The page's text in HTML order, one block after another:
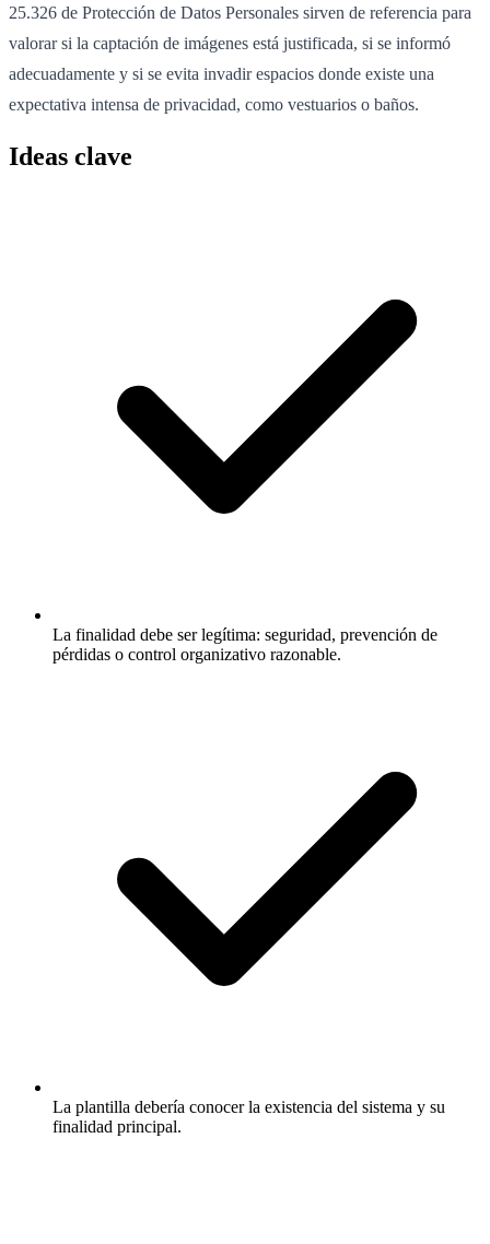
25.326 de Protección de Datos Personales sirven de referencia para
valorar si la captación de imágenes está justificada, si se informó
adecuadamente y si se evita invadir espacios donde existe una
expectativa intensa de privacidad, como vestuarios o baños.
Ideas clave
La finalidad debe ser legítima: seguridad, prevención de
pérdidas o control organizativo razonable.
La plantilla debería conocer la existencia del sistema y su
finalidad principal.